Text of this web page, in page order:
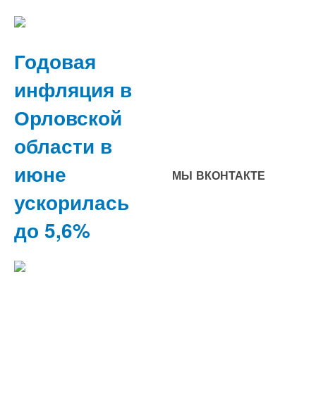
Годовая
инфляция в
Орловской
области в
июне
ускорилась
до 5,6%
МЫ ВКОНТАКТЕ